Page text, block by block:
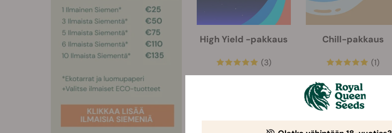
High Yield -pakkaus
(3)
Chill-pakkaus
(1)
€ 72.00